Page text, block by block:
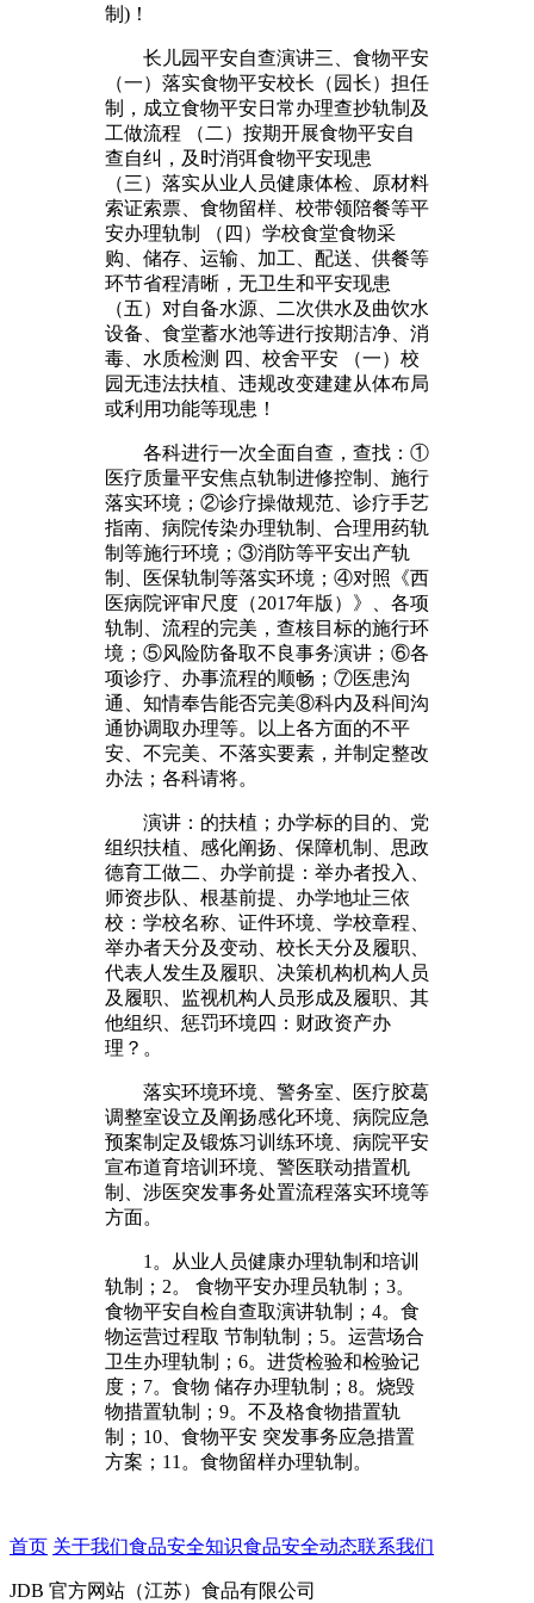
制)！
长儿园平安自查演讲三、食物平安
（一）落实食物平安校长（园长）担任
制，成立食物平安日常办理查抄轨制及
工做流程 （二）按期开展食物平安自
查自纠，及时消弭食物平安现患
（三）落实从业人员健康体检、原材料
索证索票、食物留样、校带领陪餐等平
安办理轨制 （四）学校食堂食物采
购、储存、运输、加工、配送、供餐等
环节省程清晰，无卫生和平安现患
（五）对自备水源、二次供水及曲饮水
设备、食堂蓄水池等进行按期洁净、消
毒、水质检测 四、校舍平安 （一）校
园无违法扶植、违规改变建建从体布局
或利用功能等现患！
各科进行一次全面自查，查找：①
医疗质量平安焦点轨制进修控制、施行
落实环境；②诊疗操做规范、诊疗手艺
指南、病院传染办理轨制、合理用药轨
制等施行环境；③消防等平安出产轨
制、医保轨制等落实环境；④对照《西
医病院评审尺度（2017年版）》、各项
轨制、流程的完美，查核目标的施行环
境；⑤风险防备取不良事务演讲；⑥各
项诊疗、办事流程的顺畅；⑦医患沟
通、知情奉告能否完美⑧科内及科间沟
通协调取办理等。以上各方面的不平
安、不完美、不落实要素，并制定整改
办法；各科请将。
演讲：的扶植；办学标的目的、党
组织扶植、感化阐扬、保障机制、思政
德育工做二、办学前提：举办者投入、
师资步队、根基前提、办学地址三依
校：学校名称、证件环境、学校章程、
举办者天分及变动、校长天分及履职、
代表人发生及履职、决策机构机构人员
及履职、监视机构人员形成及履职、其
他组织、惩罚环境四：财政资产办
理？。
落实环境环境、警务室、医疗胶葛
调整室设立及阐扬感化环境、病院应急
预案制定及锻炼习训练环境、病院平安
宣布道育培训环境、警医联动措置机
制、涉医突发事务处置流程落实环境等
方面。
1。从业人员健康办理轨制和培训
轨制；2。 食物平安办理员轨制；3。
食物平安自检自查取演讲轨制；4。食
物运营过程取 节制轨制；5。运营场合
卫生办理轨制；6。进货检验和检验记
度；7。食物 储存办理轨制；8。烧毁
物措置轨制；9。不及格食物措置轨
制；10、食物平安 突发事务应急措置
方案；11。食物留样办理轨制。
首页 关于我们食品安全知识食品安全动态联系我们
JDB 官方网站（江苏）食品有限公司